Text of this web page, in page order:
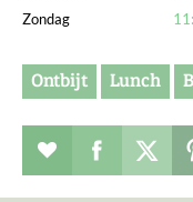
Zondag
Ontbijt Lunch
RestaurantDeel dit